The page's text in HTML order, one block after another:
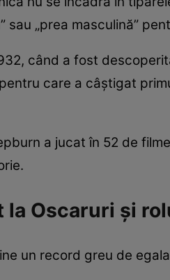
sau „prea masculină”
când a fost
care a câștigat
a jucat în 52 de
la Oscaruri și
un record greu de